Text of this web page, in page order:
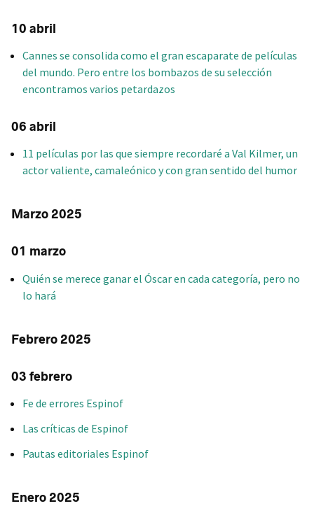
10 abril
Cannes se consolida como el gran escaparate de películas
del mundo. Pero entre los bombazos de su selección
encontramos varios petardazos
06 abril
11 películas por las que siempre recordaré a Val Kilmer, un
actor valiente, camaleónico y con gran sentido del humor
Marzo 2025
01 marzo
Quién se merece ganar el Óscar en cada categoría, pero no
lo hará
Febrero 2025
03 febrero
Fe de errores Espinof
Las críticas de Espinof
Pautas editoriales Espinof
Enero 2025